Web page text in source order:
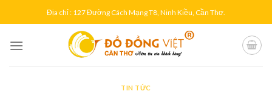
to
Địa chỉ : 127 Đường Cách Mạng T8, Ninh Kiều, Cần Thơ.
TIN TỨC